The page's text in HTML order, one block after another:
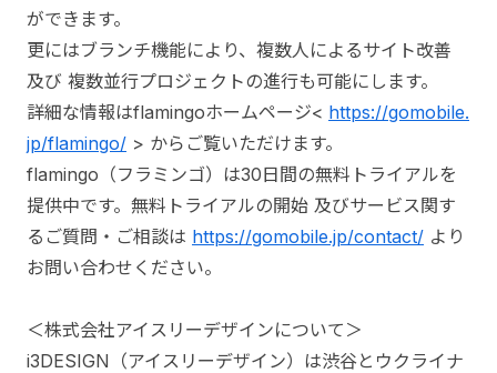
ができます。
更にはブランチ機能により、複数人によるサイト改善
及び 複数並行プロジェクトの進行も可能にします。
詳細な情報はflamingoホームページ< https://gomobile.
jp/flamingo/ > からご覧いただけます。
flamingo（フラミンゴ）は30日間の無料トライアルを
提供中です。無料トライアルの開始 及びサービス関す
るご質問・ご相談は https://gomobile.jp/contact/ より
お問い合わせください。
＜株式会社アイスリーデザインについて＞
i3DESIGN（アイスリーデザイン）は渋谷とウクライナ